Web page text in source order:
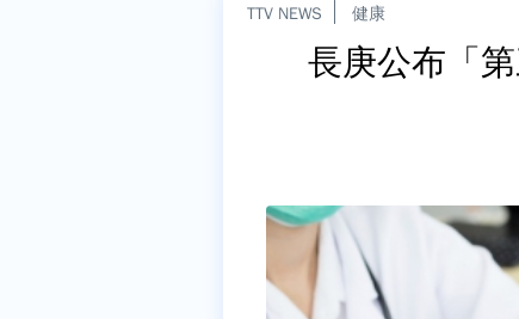
TTV NEWS 健康
長庚公布「